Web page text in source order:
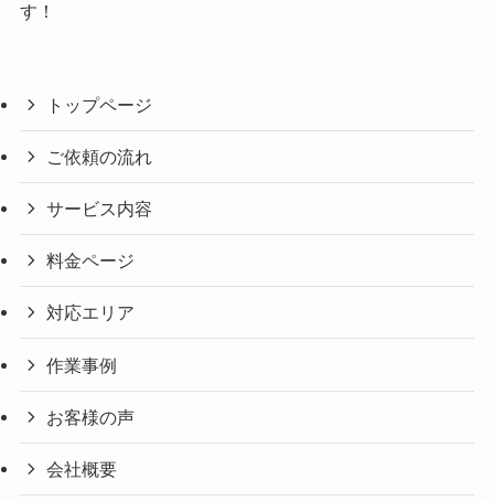
す！
トップページ
ご依頼の流れ
サービス内容
料金ページ
対応エリア
作業事例
お客様の声
会社概要